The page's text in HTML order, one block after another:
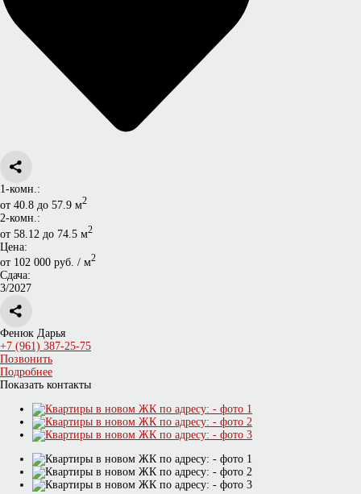
1-комн.:
от 40.8 до 57.9 м2
2-комн.:
от 58.12 до 74.5 м2
Цена:
от 102 000 руб. / м2
Сдача:
3/2027
Фенюк Дарья
+7 (961) 387-25-75
Позвонить
Подробнее
Показать контакты